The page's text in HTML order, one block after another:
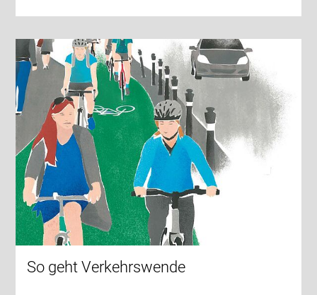
So geht Verkehrswende